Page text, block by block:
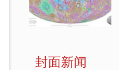
封面新闻